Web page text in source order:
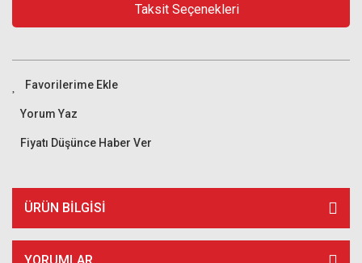
Taksit Seçenekleri
Yorum Yaz
Fiyatı Düşünce Haber Ver
ÜRÜN BILGISI